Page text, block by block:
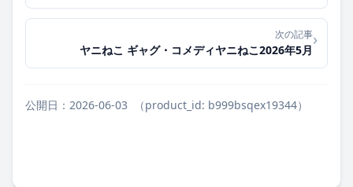
次の記事
ヤニねこ ギャグ・コメディヤニねこ2026年5月
›
公開日：2026-06-03 （product_id: b999bsqex19344）